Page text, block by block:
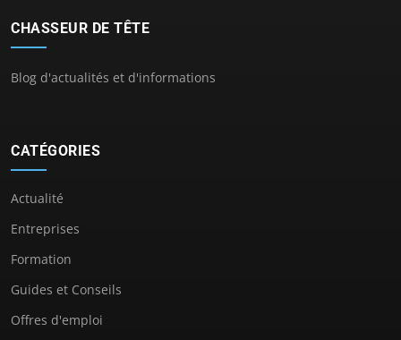
CHASSEUR DE TÊTE
Blog d'actualités et d'informations
CATÉGORIES
Actualité
Entreprises
Formation
Guides et Conseils
Offres d'emploi